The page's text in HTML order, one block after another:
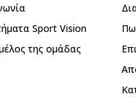
Sport Vision
της ομάδας